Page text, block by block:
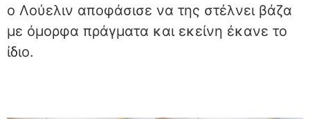
ο Λούελιν αποφάσισε να της στέλνει βάζα
με όμορφα πράγματα και εκείνη έκανε το
ίδιο.